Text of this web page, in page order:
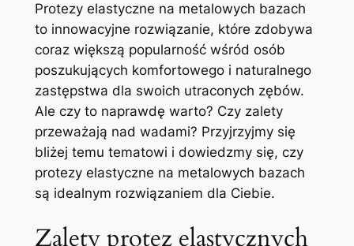
Protezy ​elastyczne na metalowych bazach
to innowacyjne rozwiązanie, które⁣ zdobywa
coraz większą popularność wśród osób
poszukujących⁣ komfortowego ‌i naturalnego⁣
zastępstwa dla swoich utraconych zębów.
Ale ⁣czy to ​naprawdę warto? Czy zalety
przeważają nad wadami? Przyjrzyjmy się
bliżej temu tematowi i‍ dowiedzmy się,‍ czy
protezy elastyczne⁣ na‍ metalowych bazach​
są idealnym rozwiązaniem⁣ dla Ciebie.
Zalety protez elastycznych